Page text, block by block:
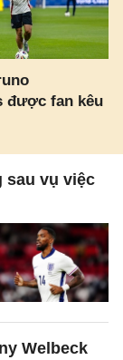
được fan kêu
sau vụ việc
Welbeck